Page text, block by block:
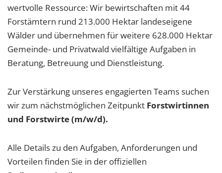
wertvolle Ressource: Wir bewirtschaften mit 44
Forstämtern rund 213.000 Hektar landeseigene
Wälder und übernehmen für weitere 628.000 Hektar
Gemeinde- und Privatwald vielfältige Aufgaben in
Beratung, Betreuung und Dienstleistung.
Zur Verstärkung unseres engagierten Teams suchen
wir zum nächstmöglichen Zeitpunkt Forstwirtinnen
und Forstwirte (m/w/d).
Alle Details zu den Aufgaben, Anforderungen und
Vorteilen finden Sie in der offiziellen